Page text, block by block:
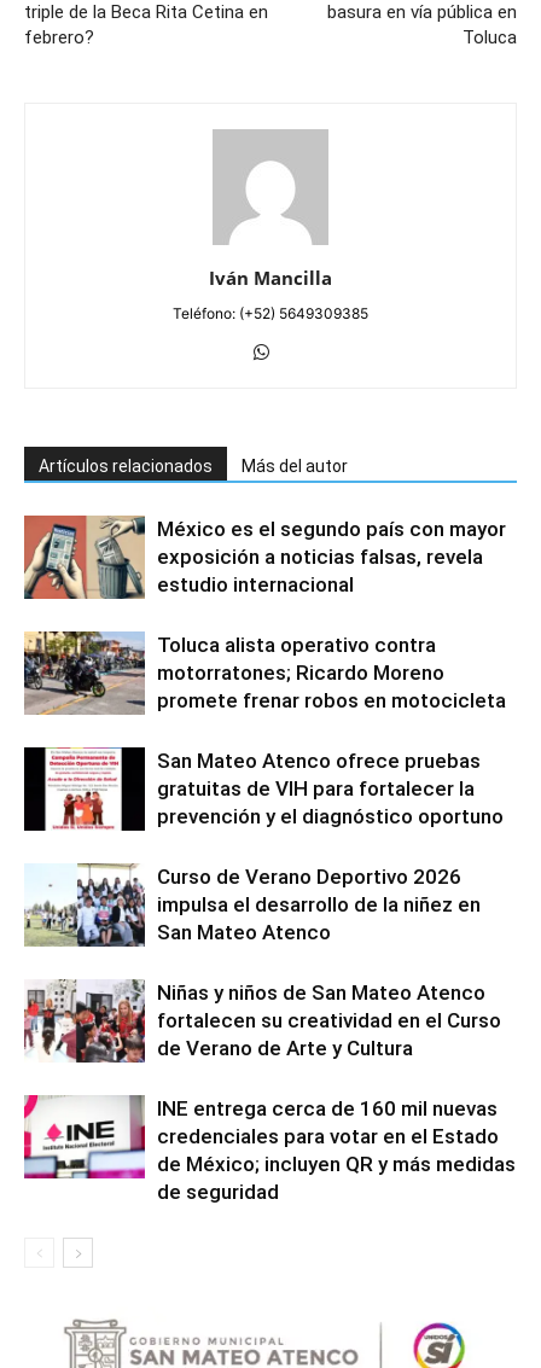
triple de la Beca Rita Cetina en
febrero?
basura en vía pública en
Toluca
Iván Mancilla
Teléfono: (+52) 5649309385
Artículos relacionados Más del autor
México es el segundo país con mayor
exposición a noticias falsas, revela
estudio internacional
Toluca alista operativo contra
motorratones; Ricardo Moreno
promete frenar robos en motocicleta
San Mateo Atenco ofrece pruebas
gratuitas de VIH para fortalecer la
prevención y el diagnóstico oportuno
Curso de Verano Deportivo 2026
impulsa el desarrollo de la niñez en
San Mateo Atenco
Niñas y niños de San Mateo Atenco
fortalecen su creatividad en el Curso
de Verano de Arte y Cultura
INE entrega cerca de 160 mil nuevas
credenciales para votar en el Estado
de México; incluyen QR y más medidas
de seguridad